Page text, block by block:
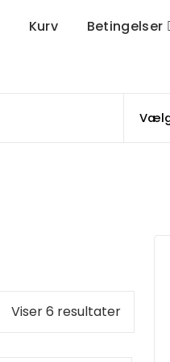
Kurv Betingelser
Viser 6 resultaterSorteret